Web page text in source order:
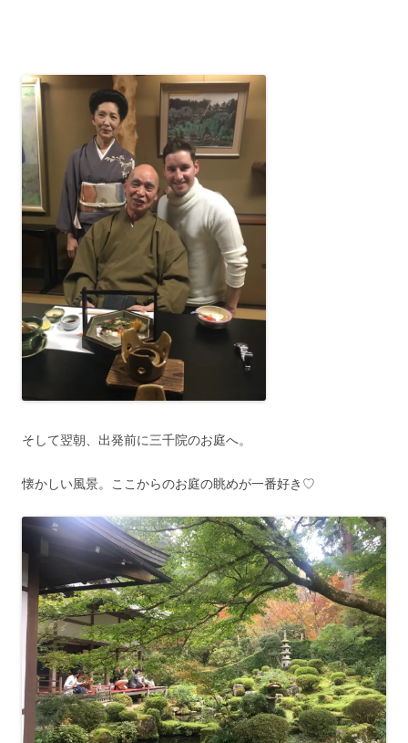
そして翌朝、出発前に三千院のお庭へ。
懐かしい風景。ここからのお庭の眺めが一番好き♡